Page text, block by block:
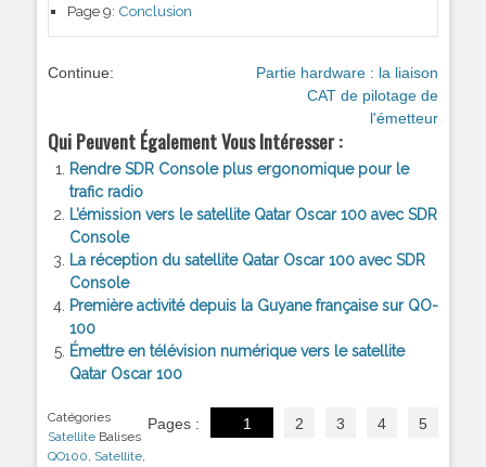
Page 9: Conclusion
Continue:
Partie hardware : la liaison
CAT de pilotage de
l'émetteur
Qui Peuvent Également Vous Intéresser :
Rendre SDR Console plus ergonomique pour le
trafic radio
L’émission vers le satellite Qatar Oscar 100 avec SDR
Console
La réception du satellite Qatar Oscar 100 avec SDR
Console
Première activité depuis la Guyane française sur QO-
100
Émettre en télévision numérique vers le satellite
Qatar Oscar 100
Pages : 1 2 3 4 5
Catégories
Satellite Balises
QO100, Satellite,